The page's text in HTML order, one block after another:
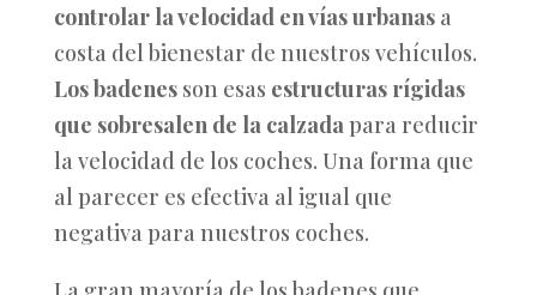
controlar la velocidad en vías urbanasa
costa del bienestar de nuestros vehículos.
Los badenesson esas estructuras rígidas
que sobresalen de la calzada para reducir
la velocidad de los coches. Una forma que
al parecer es efectiva al igual que
negativa para nuestros coches.